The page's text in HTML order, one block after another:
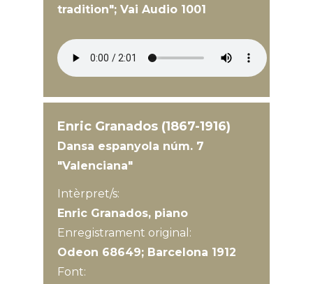
tradition"; Vai Audio 1001
Enric Granados (1867-1916)
Dansa espanyola núm. 7
"Valenciana"
Intèrpret/s:
Enric Granados, piano
Enregistrament original:
Odeon 68649; Barcelona 1912
Font: